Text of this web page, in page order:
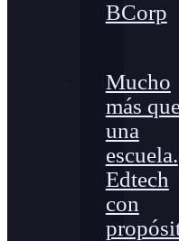
BCorp
Mucho
más
una
escuela.
Edtech
con